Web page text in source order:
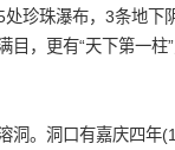
珍珠瀑布，3条地下
，更有“天下第一柱
。洞口有嘉庆四年